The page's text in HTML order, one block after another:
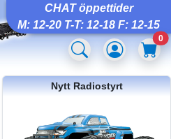
CHAT öppettider
M: 12-20 T-T: 12-18 F: 12-15
0
Nytt Radiostyrt